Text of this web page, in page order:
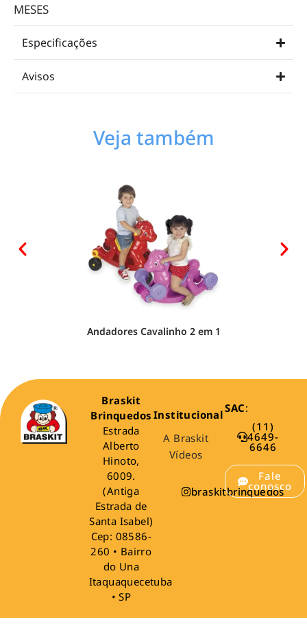
MESES
Especificações
Avisos
Veja também
Andadores Cavalinho 2 em 1
Braskit
Brinquedos
Estrada
Alberto
Hinoto,
6009.
(Antiga
Estrada de
Santa Isabel)
Cep: 08586-
260 • Bairro
do Una
Itaquaquecetuba
• SP
Institucional
A Braskit
Vídeos
braskitbrinquedos
SAC:
(11)
4649-
6646
Fale
conosco